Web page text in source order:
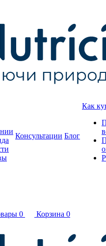
Консультации Блог
Как
0 Корзина 0